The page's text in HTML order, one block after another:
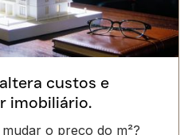
custos e
imobiliário.
o preço do m²?